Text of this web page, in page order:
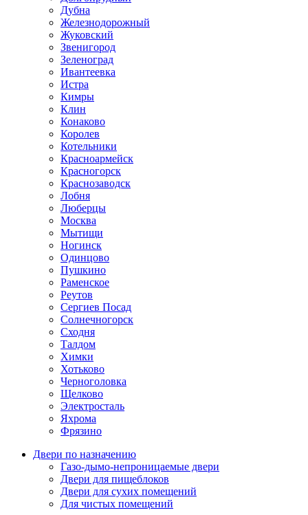
Дубна
Железнодорожный
Жуковский
Звенигород
Зеленоград
Ивантеевка
Истра
Кимры
Клин
Конаково
Королев
Котельники
Красноармейск
Красногорск
Краснозаводск
Лобня
Люберцы
Москва
Мытищи
Ногинск
Одинцово
Пушкино
Раменское
Реутов
Сергиев Посад
Солнечногорск
Сходня
Талдом
Химки
Хотьково
Черноголовка
Щелково
Электросталь
Яхрома
Фрязино
Двери по назначению
Газо-дымо-непроницаемые двери
Двери для пищеблоков
Двери для сухих помещений
Для чистых помещений